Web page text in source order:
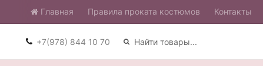
Главная ​Правила проката костюмов Контакты
+7(978) 844 10 70